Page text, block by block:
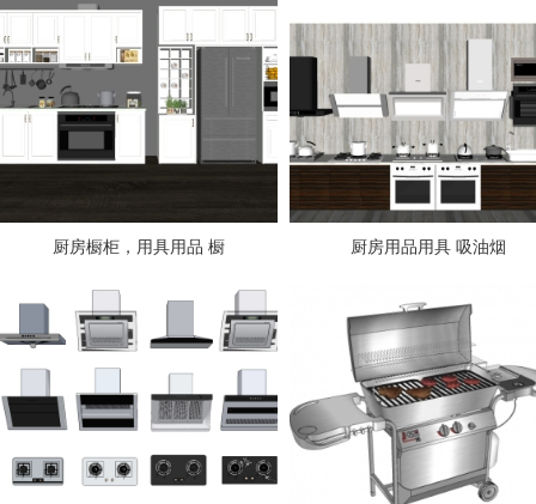
厨房橱柜，用具用品 橱 厨房用品用具 吸油烟